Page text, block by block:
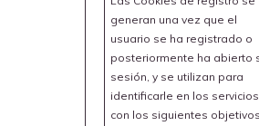
generan una vez que el
usuario se ha registrado o
posteriormente ha abierto
sesión, y se utilizan para
identificarle en los servicios
con los siguientes